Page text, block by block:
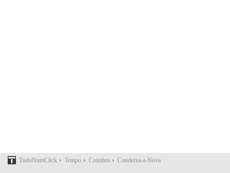
TudoNumClick › Tempo › Coimbra › Condeixa-a-Nova